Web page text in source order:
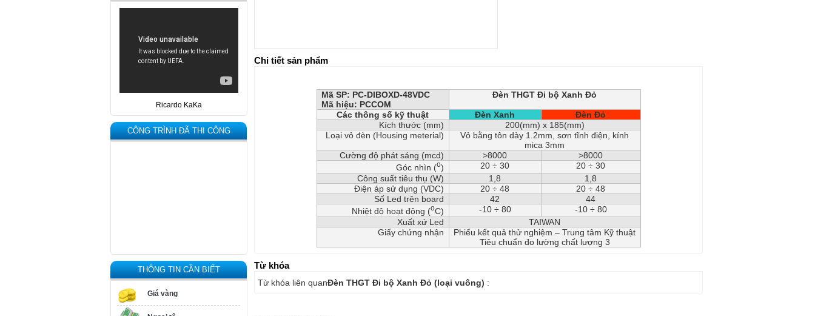
Ricardo KaKa
CÔNG TRÌNH ĐÃ THI CÔNG
THÔNG TIN CẦN BIẾT
Giá vàng
Chi tiết sản phẩm
Mã SP: PC-DIBOXD-48VDC
Mã hiệu: PCCOM
Đèn THGT Đi bộ Xanh Đỏ
Các thông số kỹ thuật Đèn Xanh
Đèn Đỏ
Kích thước (mm)
200(mm) x 185(mm)
Loại vỏ đèn (Housing meterial)
Vỏ bằng tôn dày 1.2mm, sơn tĩnh điện, kính
mica 3mm
Cường độ phát sáng (mcd)
>8000
>8000
Góc nhìn (o) 20 ÷ 30
20 ÷ 30
Công suất tiêu thụ (W)
1,8
1,8
Điện áp sử dụng (VDC)
20 ÷ 48
20 ÷ 48
Số Led trên board
42
44
Nhiệt độ hoạt động (oC) -10 ÷ 80
-10 ÷ 80
Xuất xứ Led
TAIWAN
Giấy chứng nhận
Phiếu kết quả thử nghiệm – Trung tâm Kỹ thuật
Tiêu chuẩn đo lường chất lượng 3
Từ khóa
Từ khóa liên quanĐèn THGT Đi bộ Xanh Đỏ (loại vuông) :